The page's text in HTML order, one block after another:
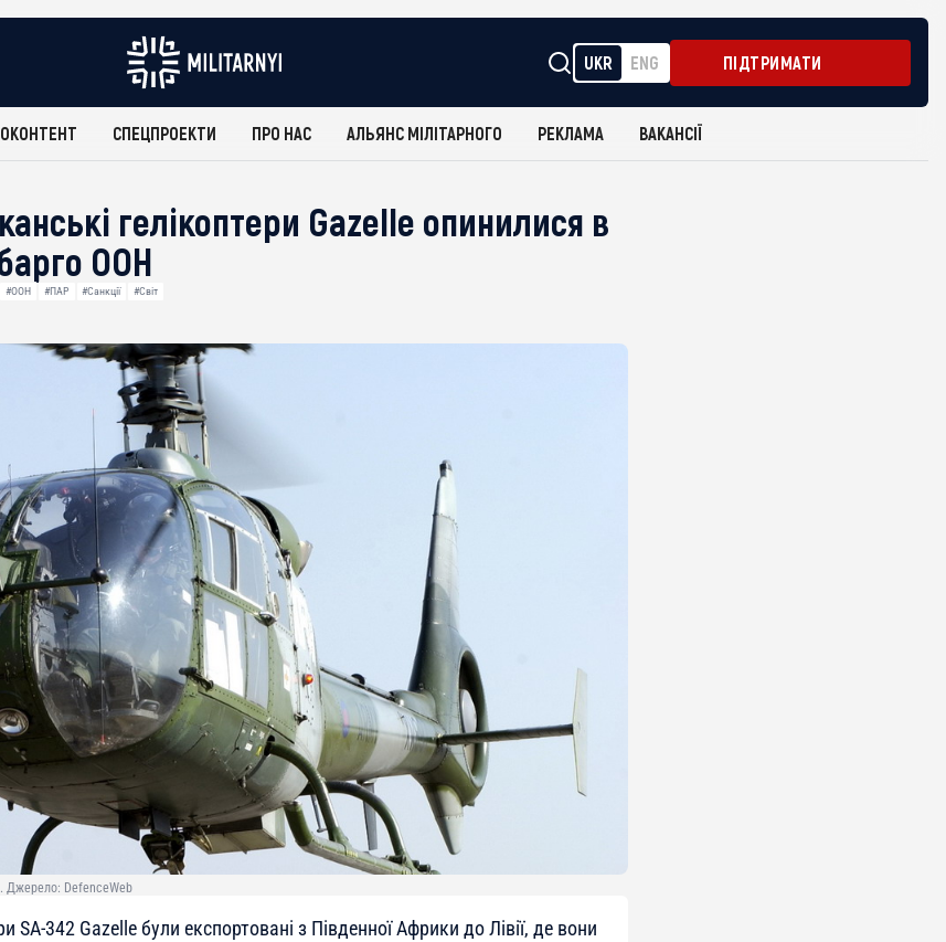
UKR ENG ПІДТРИМАТИ
СПЕЦПРОЕКТИ ПРО НАС АЛЬЯНС МІЛІТАРНОГО РЕКЛАМА ВАКАНСІЇ
гелікоптери Gazelle опинилися в
ООН
#ООН #ПАР #Санкції #Світ
Джерело: DefenceWeb
SA-342 Gazelle були експортовані з Південної Африки до Лівії, де вони